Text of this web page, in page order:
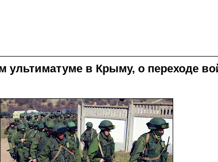
в Крыму, о переходе